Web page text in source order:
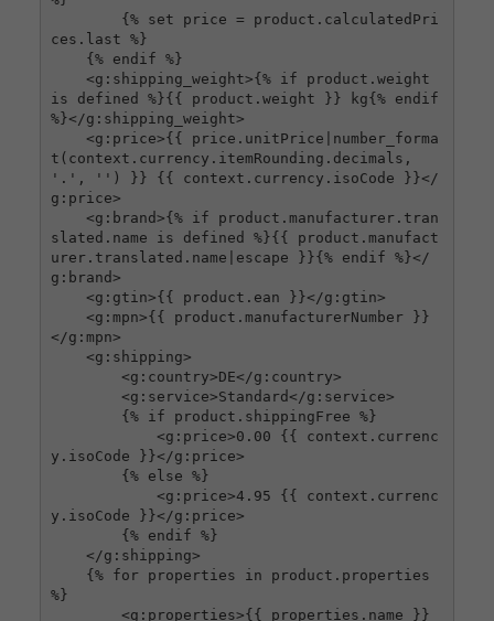
ces.last %}
is defined %}{{ product.weight }} kg{% endif
%}</g:shipping_weight>
t(context.currency.itemRounding.decimals,
'.', '') }} {{ context.currency.isoCode }}</
g:price>
slated.name is defined %}{{ product.manufact
urer.translated.name|escape }}{% endif %}</
g:brand>
</g:mpn>
y.isoCode }}</g:price>
y.isoCode }}</g:price>
%}